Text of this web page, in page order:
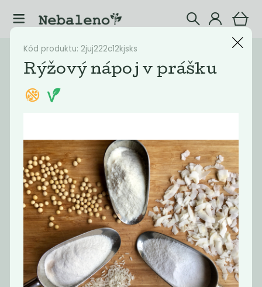
Katalog Potraviny
Filtrovat produkty
Kód produktu: 2juj222c12kjsks
Rýžový nápoj v prášku